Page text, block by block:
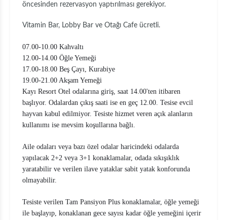
öncesinden rezervasyon yaptırılması gerekiyor.
Vitamin Bar, Lobby Bar ve Otağı Cafe ücretli.
07.00-10.00 Kahvaltı
12.00-14.00 Öğle Yemeği
17.00-18.00 Beş Çayı, Kurabiye
19.00-21.00 Akşam Yemeği
Kayı Resort Otel odalarına giriş, saat 14.00'ten itibaren
başlıyor. Odalardan çıkış saati ise en geç 12.00. Tesise evcil
hayvan kabul edilmiyor. Tesiste hizmet veren açık alanların
kullanımı ise mevsim koşullarına bağlı.
Aile odaları veya bazı özel odalar haricindeki odalarda
yapılacak 2+2 veya 3+1 konaklamalar, odada sıkışıklık
yaratabilir ve verilen ilave yataklar sabit yatak konforunda
olmayabilir.
Tesiste verilen Tam Pansiyon Plus konaklamalar, öğle yemeği
ile başlayıp, konaklanan gece sayısı kadar öğle yemeğini içerir